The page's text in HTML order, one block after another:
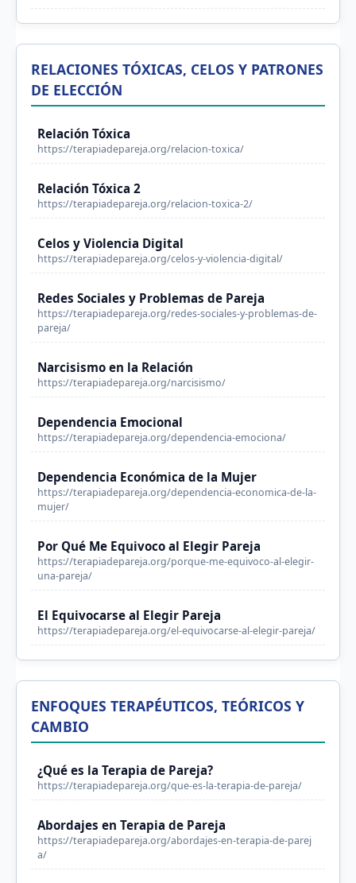
RELACIONES TÓXICAS, CELOS Y PATRONES
DE ELECCIÓN
Relación Tóxica
https://terapiadepareja.org/relacion-toxica/
Relación Tóxica 2
https://terapiadepareja.org/relacion-toxica-2/
Celos y Violencia Digital
https://terapiadepareja.org/celos-y-violencia-digital/
Redes Sociales y Problemas de Pareja
https://terapiadepareja.org/redes-sociales-y-problemas-de-
pareja/
Narcisismo en la Relación
https://terapiadepareja.org/narcisismo/
Dependencia Emocional
https://terapiadepareja.org/dependencia-emociona/
Dependencia Económica de la Mujer
https://terapiadepareja.org/dependencia-economica-de-la-
mujer/
Por Qué Me Equivoco al Elegir Pareja
https://terapiadepareja.org/porque-me-equivoco-al-elegir-
una-pareja/
El Equivocarse al Elegir Pareja
https://terapiadepareja.org/el-equivocarse-al-elegir-pareja/
ENFOQUES TERAPÉUTICOS, TEÓRICOS Y
CAMBIO
¿Qué es la Terapia de Pareja?
https://terapiadepareja.org/que-es-la-terapia-de-pareja/
Abordajes en Terapia de Pareja
https://terapiadepareja.org/abordajes-en-terapia-de-parej
a/